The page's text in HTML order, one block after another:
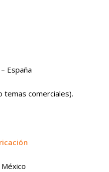
España
temas comerciales).